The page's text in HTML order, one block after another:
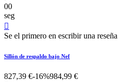
00
seg

Se el primero en escribir una reseña
Sillón de respaldo bajo Nef
827,39 €-16%984,99 €